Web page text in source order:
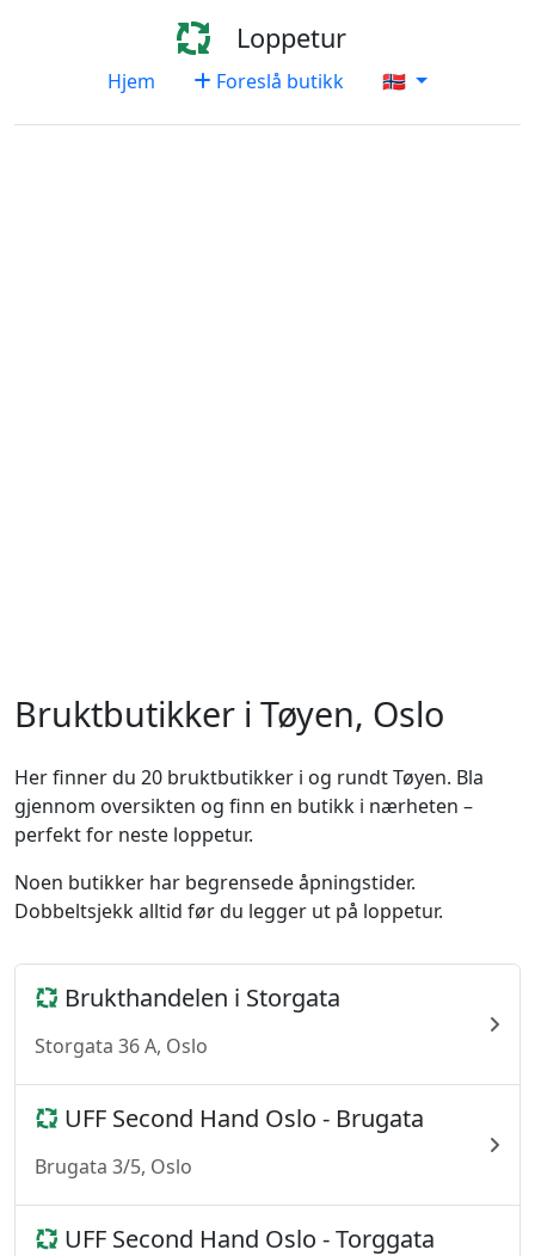
Loppetur
Hjem Foreslå butikk 🇳🇴
Bruktbutikker i Tøyen, Oslo
Her finner du 20 bruktbutikker i og rundt Tøyen. Bla
gjennom oversikten og finn en butikk i nærheten –
perfekt for neste loppetur.
Noen butikker har begrensede åpningstider.
Dobbeltsjekk alltid før du legger ut på loppetur.
Brukthandelen i Storgata
Storgata 36 A, Oslo
UFF Second Hand Oslo - Brugata
Brugata 3/5, Oslo
UFF Second Hand Oslo - Torggata